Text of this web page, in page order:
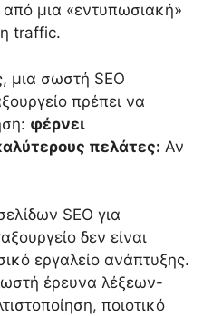
μια «εντυπωσιακή»
traffic.
μια σωστή SEO
πρέπει να
φέρνει
πελάτες: Αν
SEO για
δεν είναι
εργαλείο ανάπτυξης.
έρευνα λέξεων-
ποιοτικό